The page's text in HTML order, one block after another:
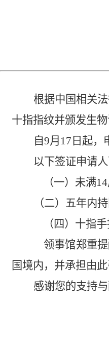
根据中国相关
十指指纹并颁发生
自9月17日起，
以下签证申请
（一）未满
（二）五年内
（四）十指手
领事馆郑重
国境内，并承担由
感谢您的支持与